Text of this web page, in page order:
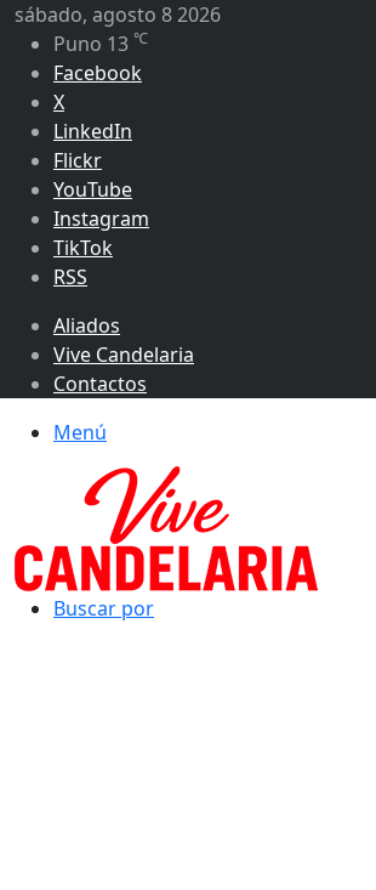
sábado, agosto 8 2026
Puno 13 ℃
Facebook
X
LinkedIn
Flickr
YouTube
Instagram
TikTok
RSS
Aliados
Vive Candelaria
Contactos
Menú
Buscar por